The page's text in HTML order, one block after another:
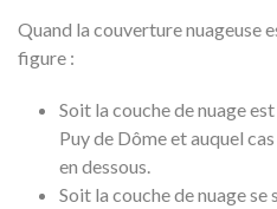
Quand la couverture nuageuse
figure :
Soit la couche de nuage
Puy de Dôme et auquel
en dessous.
Soit la couche de nuage